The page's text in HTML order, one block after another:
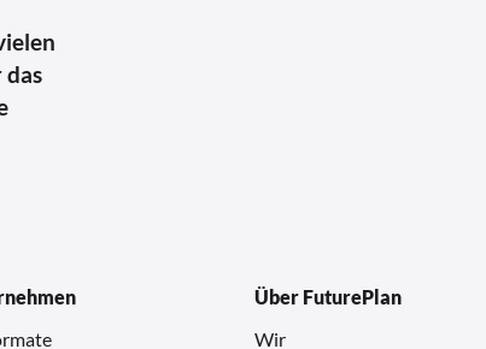
Über FuturePlan
Wir